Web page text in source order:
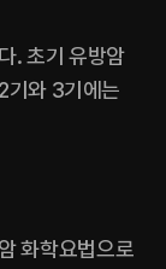
. 초기 유방암
기와 3기에는
화학요법으로